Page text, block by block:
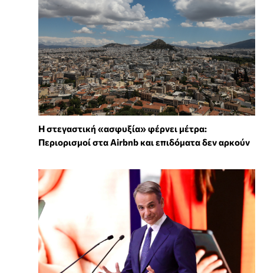
Η στεγαστική «ασφυξία» φέρνει μέτρα:
Περιορισμοί στα Airbnb και επιδόματα δεν αρκούν